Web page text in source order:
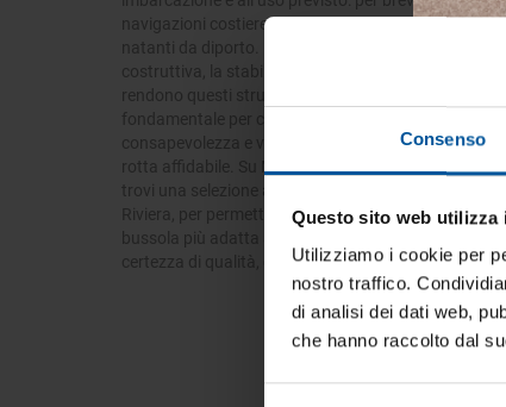
Consenso
Questo sito web utilizza
Utilizziamo i cookie per
nostro traffico.
di analisi dei dati web,
che hanno raccolto dal
navigazioni costiere, crociere, yacht o
natanti da diporto. In ogni caso, la qualità
costruttiva, la stabilità e la precisione
rendono questi strumenti un elemento
fondamentale per chi naviga con
consapevolezza e vuole un compagno di
rotta affidabile. Su MtoNauticaStore.it
trovi una selezione aggiornata di modelli
Riviera, per permetterti di scegliere la
bussola più adatta alle tue esigenze con la
certezza di qualità, durata e prestazioni.
-